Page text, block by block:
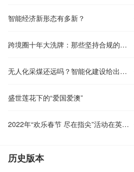
智能经济新形态有多新？
跨境圈十年大洗牌：那些坚持合规的人，后来都怎样了？
无人化采煤还远吗？智能化建设给出答案
盛世莲花下的“爱国爱澳”
2022年“欢乐春节 尽在指尖”活动在英国启动
历史版本